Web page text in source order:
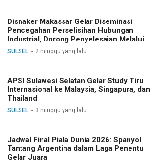
Disnaker Makassar Gelar Diseminasi
Pencegahan Perselisihan Hubungan
Industrial, Dorong Penyelesaian Melalui
Dialog
SULSEL 2 minggu yang lalu
APSI Sulawesi Selatan Gelar Study Tiru
Internasional ke Malaysia, Singapura, dan
Thailand
SULSEL 3 minggu yang lalu
Jadwal Final Piala Dunia 2026: Spanyol
Tantang Argentina dalam Laga Penentu
Gelar Juara